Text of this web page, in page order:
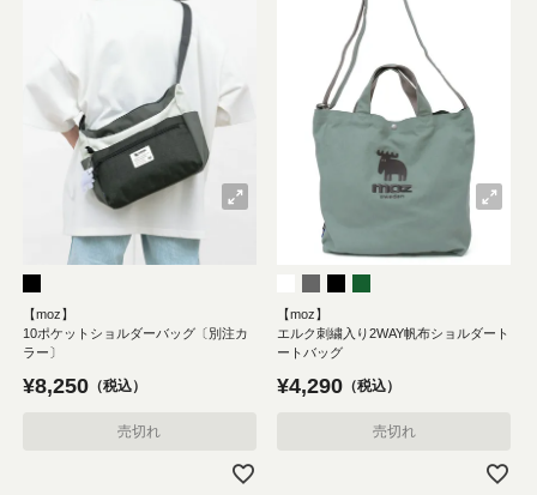
【moz】
10ポケットショルダーバッグ〔別注カ
ラー〕
¥8,250 税込
売切れ
【moz】
エルク刺繍入り2WAY帆布ショルダート
ートバッグ
¥4,290 税込
売切れ